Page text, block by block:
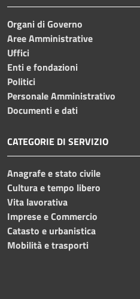
Organi di Governo
Aree Amministrative
Uffici
Enti e fondazioni
Politici
Personale Amministrativo
Documenti e dati
CATEGORIE DI SERVIZIO
Anagrafe e stato civile
Cultura e tempo libero
Vita lavorativa
Imprese e Commercio
Catasto e urbanistica
Mobilità e trasporti